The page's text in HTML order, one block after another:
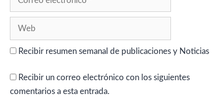
Recibir resumen semanal de publicaciones y Noticias
Recibir un correo electrónico con los siguientes
comentarios a esta entrada.